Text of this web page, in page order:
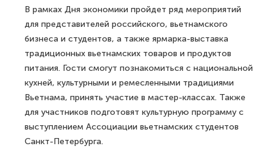
В рамках Дня экономики пройдет ряд мероприятий
для представителей российского, вьетнамского
бизнеса и студентов, а также ярмарка-выставка
традиционных вьетнамских товаров и продуктов
питания. Гости смогут познакомиться с национальной
кухней, культурными и ремесленными традициями
Вьетнама, принять участие в мастер-классах. Также
для участников подготовят культурную программу с
выступлением Ассоциации вьетнамских студентов
Санкт-Петербурга.